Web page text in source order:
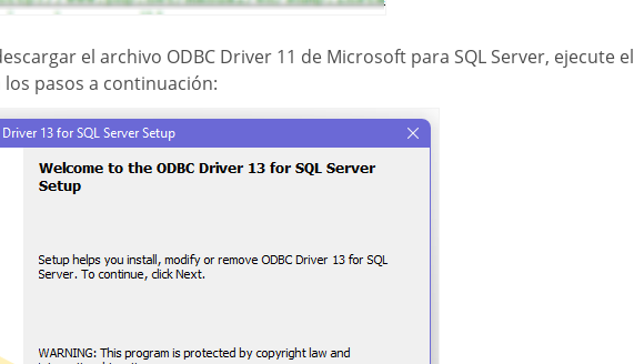
el archivo ODBC Driver 11 de Microsoft para SQL Server, ejecute el
pasos a continuación: